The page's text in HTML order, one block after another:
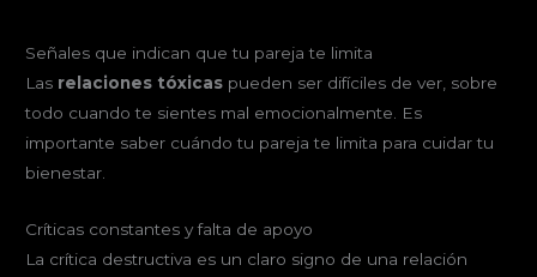
Señales que indican que tu pareja te limita
Las relaciones tóxicas pueden ser difíciles de ver, sobre
todo cuando te sientes mal emocionalmente. Es
importante saber cuándo tu pareja te limita para cuidar tu
bienestar.
Críticas constantes y falta de apoyo
La crítica destructiva es un claro signo de una relación